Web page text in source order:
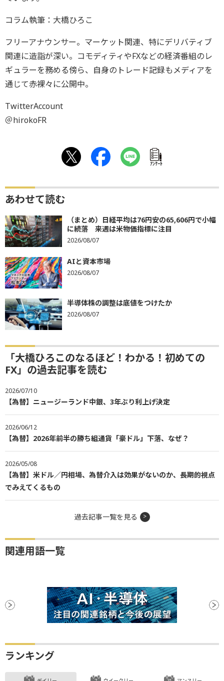
コラム執筆：大橋ひろこ
フリーアナウンサー。マーケット関連、特にデリバティブ
関連に造詣が深い。コモディティやFXなどの経済番組のレ
ギュラーを務める傍ら、自身のトレード記録もメディアを
通じて赤裸々に公開中。
TwitterAccount
＠hirokoFR
ｱﾝｹｰﾄ
あわせて読む
（まとめ）日経平均は76円安の65,606円で小幅
に続落 来週は米物価指標に注目
2026/08/07
AIと資本市場
2026/08/07
半導体株の調整は底値をつけたか
2026/08/07
「大橋ひろこのなるほど！わかる！初めての
FX」の過去記事を読む
2026/07/10
【為替】ニュージーランド中銀、3年ぶり利上げ決定
2026/06/12
【為替】2026年前半の勝ち組通貨「豪ドル」下落、なぜ？
2026/05/08
【為替】米ドル／円相場、為替介入は効果がないのか、長期的視点
でみえてくるもの
過去記事一覧を見る
関連用語一覧
ランキング